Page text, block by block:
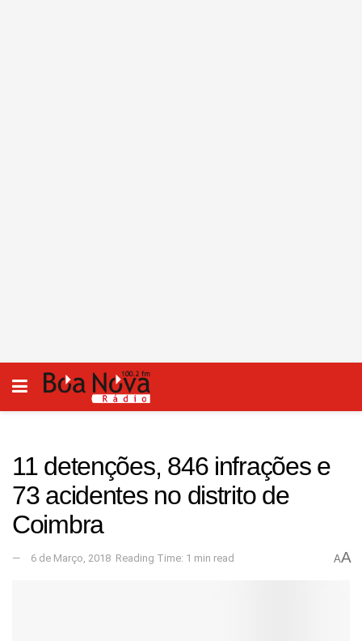
11 detenções, 846 infrações e
73 acidentes no distrito de
Coimbra
6 de Março, 2018 Reading Time: 1 min read AA